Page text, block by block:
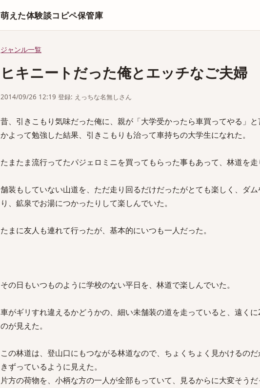
萌えた体験談コピペ保管庫
ジャンル一覧
ヒキニートだった俺とエッチなご夫婦
2014/09/26 12:19 登録: えっちな名無しさん
昔、引きこもり気味だった俺に、親が「大学受かったら車買ってやる」
かよって勉強した結果、引きこもりも治って車持ちの大学生になれた。
たまたま流行ってたパジェロミニを買ってもらった事もあって、林道を走
舗装もしていない山道を、ただ走り回るだけだったがとても楽しく、ダ
り、鉱泉でお湯につかったりして楽しんでいた。
たまに友人も連れて行ったが、基本的にいつも一人だった。
その日もいつものように学校のない平日を、林道で楽しんでいた。
車がギリすれ違えるかどうかの、細い未舗装の道を走っていると、遠く
のが見えた。
この林道は、登山口にもつながる林道なので、ちょくちょく見かけるの
きずっているように見えた。
片方の荷物を、小柄な方の一人が全部もっていて、見るからに大変そうだ